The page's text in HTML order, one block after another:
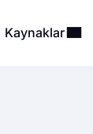
Kaynaklar